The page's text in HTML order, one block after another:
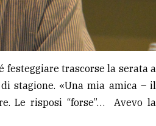
festeggiare trascorse la serata a
stagione. «Una mia amica – il
Le risposi “forse”… Avevo la